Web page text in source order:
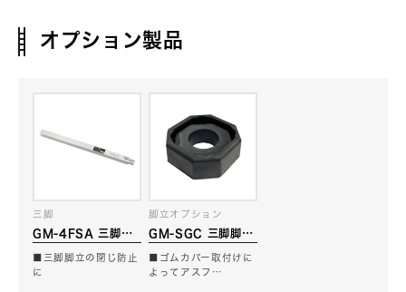
オプション製品
GM-4FSA 三脚脚
三脚
■三脚脚立の閉じ防止
に
GM-SGC 三脚脚立
ー
脚立オプション
■ゴムカバー取付けに
よってアスフ…